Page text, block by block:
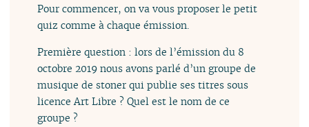
Pour commencer, on va vous proposer le petit
quiz comme à chaque émission.
Première question : lors de l’émission du 8
octobre 2019 nous avons parlé d’un groupe de
musique de stoner qui publie ses titres sous
licence Art Libre ? Quel est le nom de ce
groupe ?